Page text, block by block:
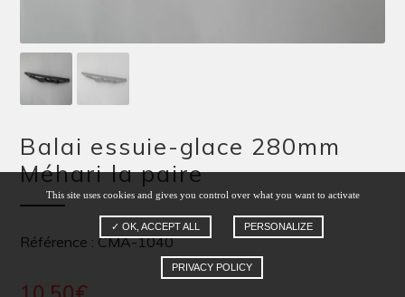
Balai essuie-glace 280mm
Méhari la paire
Référence : CMA-1040
This site uses cookies and gives you control over what you want to activate
✓ OK, ACCEPT ALL PERSONALIZE
PRIVACY POLICY